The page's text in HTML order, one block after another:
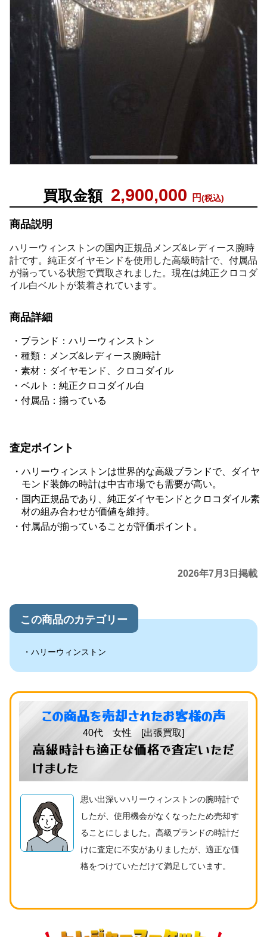
買取金額 2,900,000 円(税込)
商品説明
ハリーウィンストンの国内正規品メンズ&レディース腕時
計です。純正ダイヤモンドを使用した高級時計で、付属品
が揃っている状態で買取されました。現在は純正クロコダ
イル白ベルトが装着されています。
商品詳細
ブランド：ハリーウィンストン
種類：メンズ&レディース腕時計
素材：ダイヤモンド、クロコダイル
ベルト：純正クロコダイル白
付属品：揃っている
査定ポイント
ハリーウィンストンは世界的な高級ブランドで、ダイヤ
モンド装飾の時計は中古市場でも需要が高い。
国内正規品であり、純正ダイヤモンドとクロコダイル素
材の組み合わせが価値を維持。
付属品が揃っていることが評価ポイント。
2026年7月3日掲載
この商品のカテゴリー
ハリーウィンストン
この商品を売却されたお客様の声
40代 女性 [出張買取]
高級時計も適正な価格で査定いただ
けました
思い出深いハリーウィンストンの腕時計で
したが、使用機会がなくなったため売却す
ることにしました。高級ブランドの時計だ
けに査定に不安がありましたが、適正な価
格をつけていただけて満足しています。